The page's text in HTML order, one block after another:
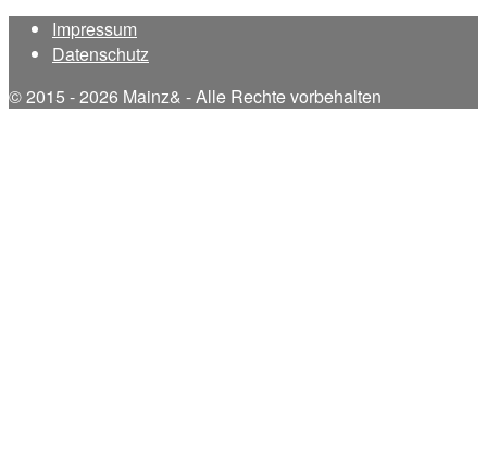
Impressum
Datenschutz
© 2015 - 2026 Mainz& - Alle Rechte vorbehalten